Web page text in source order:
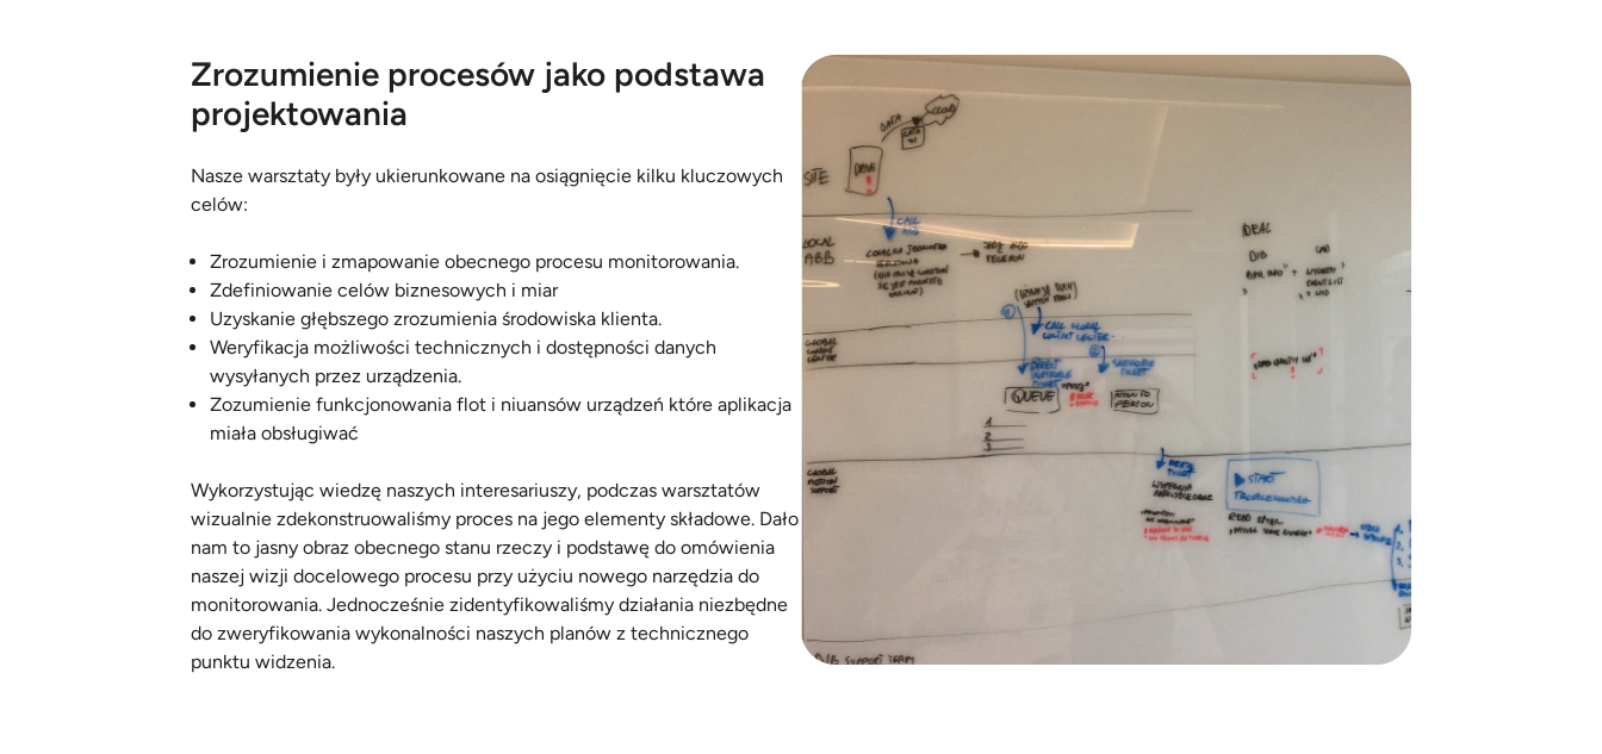
Zrozumienie procesów jako podstawa
projektowania
Nasze warsztaty były ukierunkowane na osiągnięcie kilku kluczowych
celów:
Zrozumienie i zmapowanie obecnego procesu monitorowania.
Zdefiniowanie celów biznesowych i miar
Uzyskanie głębszego zrozumienia środowiska klienta.
Weryfikacja możliwości technicznych i dostępności danych
wysyłanych przez urządzenia.
Zozumienie funkcjonowania flot i niuansów urządzeń które aplikacja
miała obsługiwać
Wykorzystując wiedzę naszych interesariuszy, podczas warsztatów
wizualnie zdekonstruowaliśmy proces na jego elementy składowe. Dało
nam to jasny obraz obecnego stanu rzeczy i podstawę do omówienia
naszej wizji docelowego procesu przy użyciu nowego narzędzia do
monitorowania. Jednocześnie zidentyfikowaliśmy działania niezbędne
do zweryfikowania wykonalności naszych planów z technicznego
punktu widzenia.